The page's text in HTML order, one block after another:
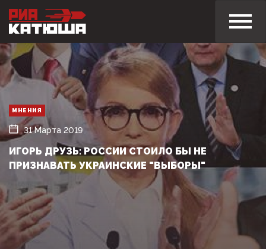
МНЕНИЯ
31 Марта 2019
ИГОРЬ ДРУЗЬ: РОССИИ СТОИЛО БЫ НЕ
ПРИЗНАВАТЬ УКРАИНСКИЕ "ВЫБОРЫ"